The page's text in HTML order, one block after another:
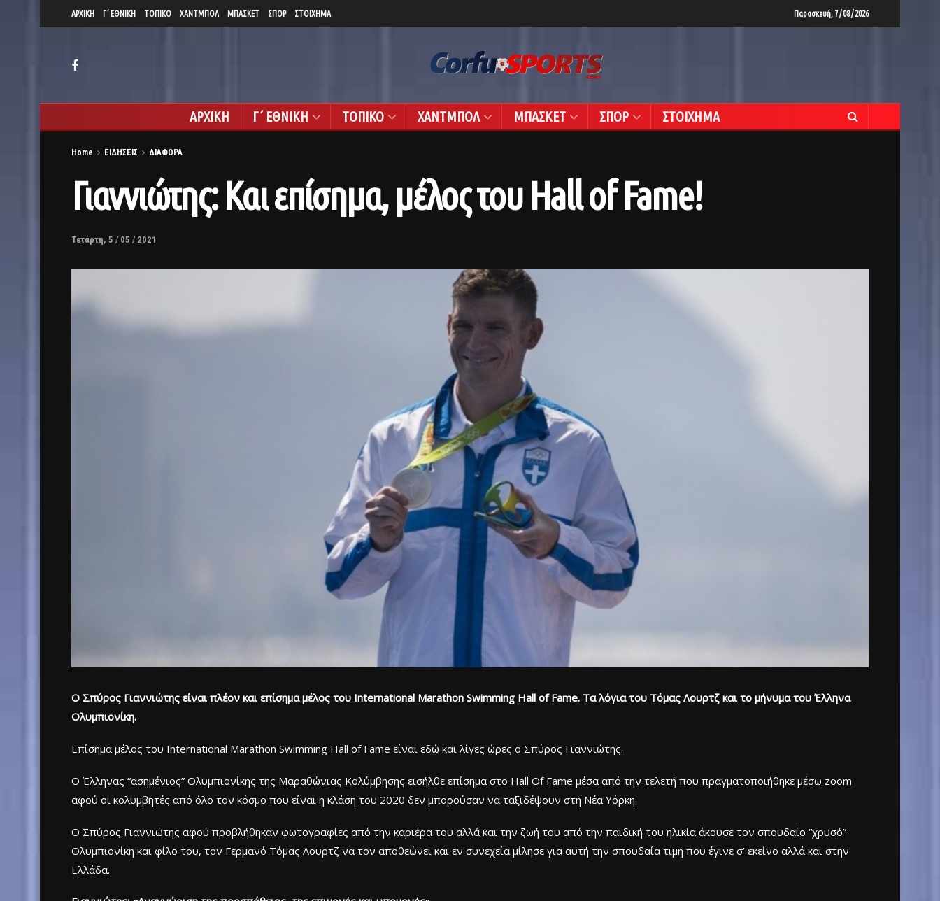
ΑΡΧΙΚΗ Γ΄ ΕΘΝΙΚΗ ΤΟΠΙΚΟ ΧΑΝΤΜΠΟΛ ΜΠΑΣΚΕΤ ΣΠΟΡ ΣΤΟΙΧΗΜΑ Παρασκευή, 7 / 08 / 2026
ΑΡΧΙΚΗ Γ΄ ΕΘΝΙΚΗ ΤΟΠΙΚΟ ΧΑΝΤΜΠΟΛ ΜΠΑΣΚΕΤ ΣΠΟΡ ΣΤΟΙΧΗΜΑ
Home ΕΙΔΗΣΕΙΣ ΔΙΑΦΟΡΑ
Γιαννιώτης: Και επίσημα, μέλος του Hall of Fame!
Τετάρτη, 5 / 05 / 2021
Ο Σπύρος Γιαννιώτης είναι πλέον και επίσημα μέλος του International Marathon Swimming Hall of Fame. Τα λόγια του Τόμας Λουρτζ και το μήνυμα του Έλληνα
Ολυμπιονίκη.
Επίσημα μέλος του International Marathon Swimming Hall of Fame είναι εδώ και λίγες ώρες ο Σπύρος Γιαννιώτης.
Ο Έλληνας “ασημένιος” Ολυμπιονίκης της Μαραθώνιας Κολύμβησης εισήλθε επίσημα στο Hall Of Fame μέσα από την τελετή που πραγματοποιήθηκε μέσω zoom
αφού οι κολυμβητές από όλο τον κόσμο που είναι η κλάση του 2020 δεν μπορούσαν να ταξιδέψουν στη Νέα Υόρκη.
Ο Σπύρος Γιαννιώτης αφού προβλήθηκαν φωτογραφίες από την καριέρα του αλλά και την ζωή του από την παιδική του ηλικία άκουσε τον σπουδαίο “χρυσό”
Ολυμπιονίκη και φίλο του, τον Γερμανό Τόμας Λουρτζ να τον αποθεώνει και εν συνεχεία μίλησε για αυτή την σπουδαία τιμή που έγινε σ’ εκείνο αλλά και στην
Ελλάδα.